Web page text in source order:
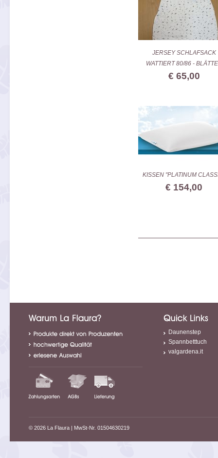
JERSEY SCHLAFSACK
WATTIERT 80/86 -
€ 65,00
KISSEN "PLATINUM
€ 154,00
Daunenstep
Spannbetttuch
valgardena.it
© 2026 La Flaura| MwSt-Nr. 01504630219